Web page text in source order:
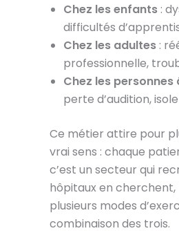
Chez les enfants :
difficultés
Chez les adultes :
professionnelle,
Chez les personnes
perte d’audition,
Ce métier attire pour
vrai sens : chaque
c’est un secteur qui
hôpitaux en cherchent,
plusieurs modes
combinaison des trois.